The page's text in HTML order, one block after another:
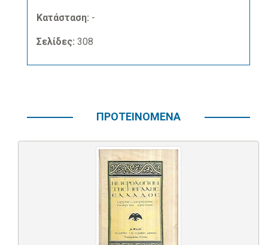
Κατάσταση: -
Σελίδες: 308
ΠΡΟΤΕΙΝΟΜΕΝΑ